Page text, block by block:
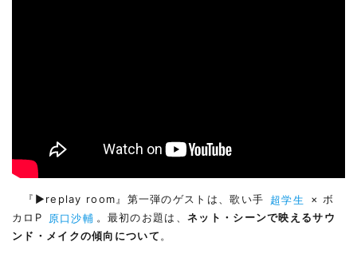
『▶︎replay room』第一弾のゲストは、歌い手 超学生
× ボ
カロP
原口沙輔 。最初のお題は、 ネット・シーンで映えるサウ
ンド・メイクの傾向について。